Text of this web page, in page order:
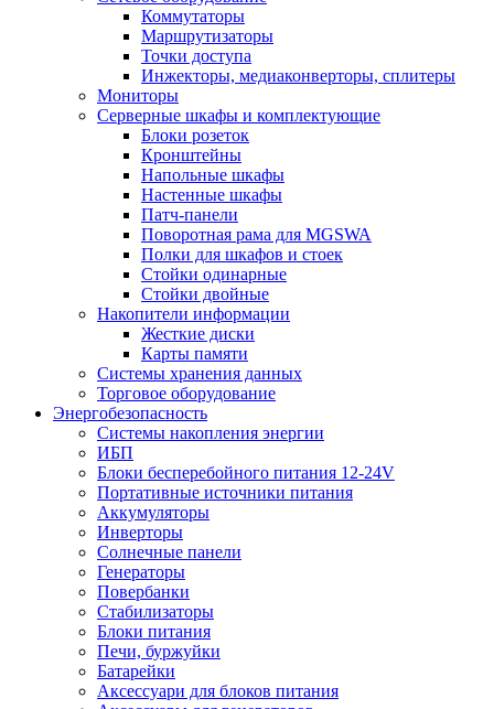
Коммутаторы
Маршрутизаторы
Точки доступа
Инжекторы, медиаконверторы, сплитеры
Мониторы
Серверные шкафы и комплектующие
Блоки розеток
Кронштейны
Напольные шкафы
Настенные шкафы
Патч-панели
Поворотная рама для MGSWA
Полки для шкафов и стоек
Стойки одинарные
Стойки двойные
Накопители информации
Жесткие диски
Карты памяти
Системы хранения данных
Торговое оборудование
Энергобезопасность
Системы накопления энергии
ИБП
Блоки бесперебойного питания 12-24V
Портативные источники питания
Аккумуляторы
Инверторы
Солнечные панели
Генераторы
Повербанки
Стабилизаторы
Блоки питания
Печи, буржуйки
Батарейки
Аксессуари для блоков питания